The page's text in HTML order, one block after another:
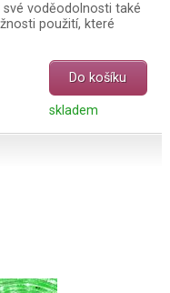
své voděodolnosti také
použití, které
Do košíku
skladem